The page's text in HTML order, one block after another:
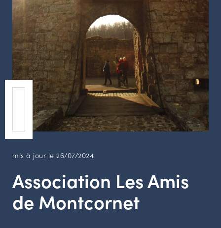
LES ACTIONS PHARES
CONTACT
Agenda
Annuaire
Ressources
CARTES DES NAUDIN
Espace acteurs
mis à jour le 26/07/2024
Association Les Amis
de Montcornet